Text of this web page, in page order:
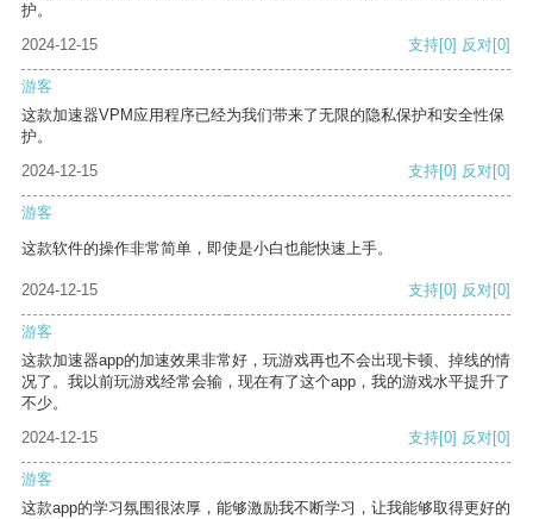
护。
2024-12-15
支持[0] 反对[0]
游客
这款加速器VPM应用程序已经为我们带来了无限的隐私保护和安全性保
护。
2024-12-15
支持[0] 反对[0]
游客
这款软件的操作非常简单，即使是小白也能快速上手。
2024-12-15 支持[0] 反对[0]
游客
这款加速器app的加速效果非常好，玩游戏再也不会出现卡顿、掉线的情
况了。我以前玩游戏经常会输，现在有了这个app，我的游戏水平提升了
不少。
2024-12-15
支持[0] 反对[0]
游客
这款app的学习氛围很浓厚，能够激励我不断学习，让我能够取得更好的